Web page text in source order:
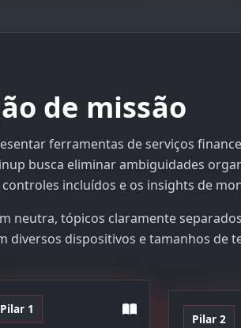
de missão
ferramentas de serviços
busca eliminar ambiguidades
incluídos e os insights de
neutra, tópicos claramente
diversos dispositivos e tamanhos de
Pilar 1
Pilar 2